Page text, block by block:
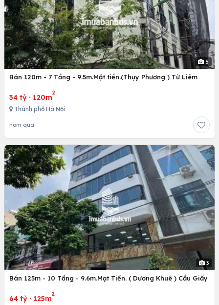
5
Bán 120m - 7 Tầng - 9.5m.Mặt tiền.(Thụy Phương ) Từ Liêm
34 tỷ · 120m
2
Thành phố Hà Nội
hôm qua
3
Bán 125m - 10 Tầng - 9.6m.Mạt Tiền. ( Dương Khuê ) Cầu Giấy
64 tỷ · 125m
2